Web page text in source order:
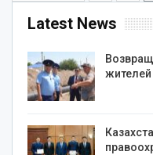
Latest News